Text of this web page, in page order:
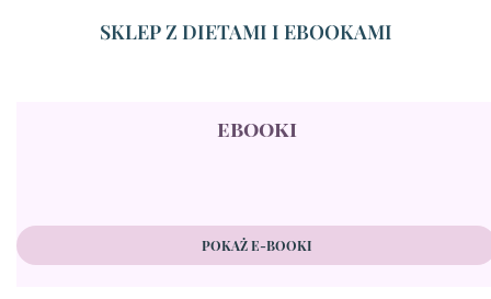
SKLEP Z DIETAMI I EBOOKAMI
ebooki
POKAŻ E-BOOKI